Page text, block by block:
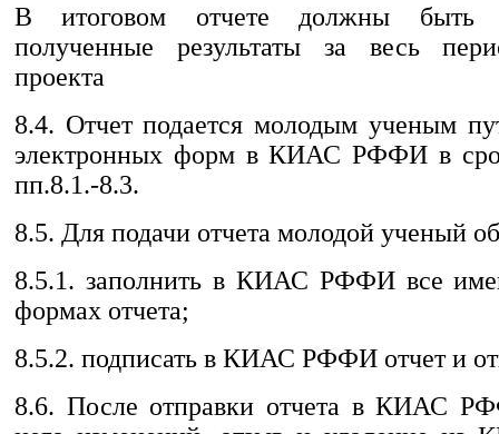
В итоговом отчете должны быть
полученные результаты за весь
проекта
8.4. Отчет подается молодым ученым
электронных форм в КИАС РФФИ в
пп.8.1.-8.3.
8.5. Для подачи отчета молодой ученый
8.5.1. заполнить в КИАС РФФИ все
формах отчета;
8.5.2. подписать в КИАС РФФИ отчет и
8.6. После отправки отчета в КИАС